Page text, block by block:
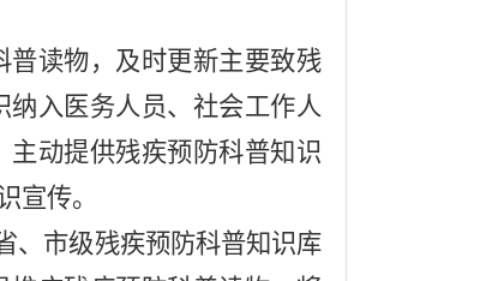
读物，及时更新主要致残
纳入医务人员、社会工作人
主动提供残疾预防科普知识
宣传。
、市级残疾预防科普知识库